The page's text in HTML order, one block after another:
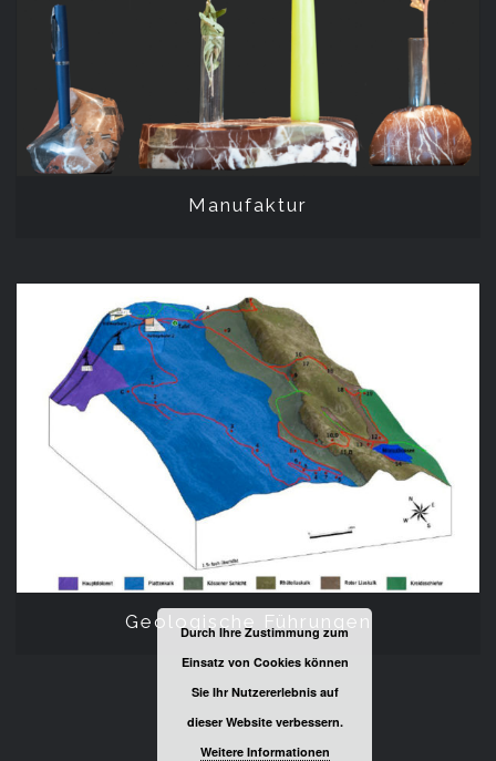
Manufaktur
Manufaktur
Geologische Führungen
Geologische Führungen
Durch Ihre Zustimmung zum
Einsatz von Cookies können
Sie Ihr Nutzererlebnis auf
dieser Website verbessern.
Weitere Informationen